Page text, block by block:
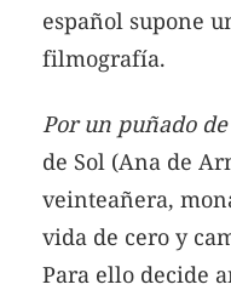
español supone
filmografía.
Por un puñado de
de Sol (Ana de
veinteañera,
vida de cero y
Para ello decide